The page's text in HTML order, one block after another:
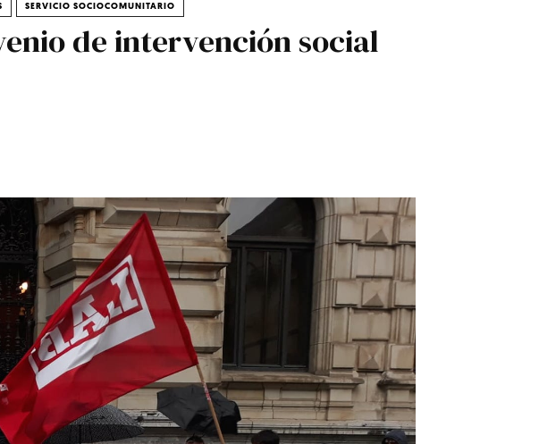
SERVICIO SOCIOCOMUNITARIO
de intervención social